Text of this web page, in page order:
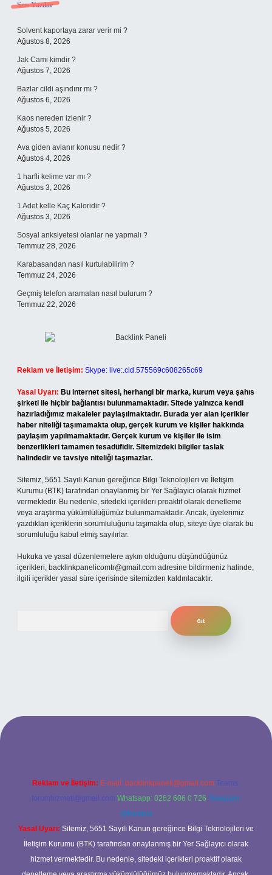
Sidebar
Son Yazılar
Solvent kaportaya zarar verir mi ?
Ağustos 8, 2026
Jak Cami kimdir ?
Ağustos 7, 2026
Bazlar cildi aşındırır mı ?
Ağustos 6, 2026
Kaos nereden izlenir ?
Ağustos 5, 2026
Ava giden avlanır konusu nedir ?
Ağustos 4, 2026
1 harfli kelime var mı ?
Ağustos 3, 2026
1 Adet kelle Kaç Kaloridir ?
Ağustos 3, 2026
Sosyal anksiyetesi olanlar ne yapmalı ?
Temmuz 28, 2026
Karabasandan nasıl kurtulabilirim ?
Temmuz 24, 2026
Geçmiş telefon aramaları nasıl bulurum ?
Temmuz 22, 2026
Reklam ve İletişim: Skype: live:.cid.575569c608265c69
Yasal Uyarı: Bu internet sitesi, herhangi bir marka, kurum veya şahıs
şirketi ile hiçbir bağlantısı bulunmamaktadır. Sitede yalnızca kendi
hazırladığımız makaleler paylaşılmaktadır. Burada yer alan içerikler
haber niteliği taşımamakta olup, gerçek kurum ve kişiler hakkında
paylaşım yapılmamaktadır. Gerçek kurum ve kişiler ile isim
benzerlikleri tamamen tesadüfidir. Sitemizdeki bilgiler taslak
halindedir ve tavsiye niteliği taşımazlar.
Sitemiz, 5651 Sayılı Kanun gereğince Bilgi Teknolojileri ve İletişim
Kurumu (BTK) tarafından onaylanmış bir Yer Sağlayıcı olarak hizmet
vermektedir. Bu nedenle, sitedeki içerikleri proaktif olarak denetleme
veya araştırma yükümlülüğümüz bulunmamaktadır. Ancak, üyelerimiz
yazdıkları içeriklerin sorumluluğunu taşımakta olup, siteye üye olarak bu
sorumluluğu kabul etmiş sayılırlar.
Hukuka ve yasal düzenlemelere aykırı olduğunu düşündüğünüz
içerikleri, backlinkpanelicomtr@gmail.com adresine bildirmeniz halinde,
ilgili içerikler yasal süre içerisinde sitemizden kaldırılacaktır.
yeni giriş adresi
Reklam ve İletişim: E-mail: backlinkpaneli@gmail.com Teams:
forumhizmeti@gmail.com Whatsapp: 0262 606 0 726 Telegram:
@karabul
Yasal Uyarı: Sitemiz, 5651 Sayılı Kanun gereğince Bilgi Teknolojileri ve
İletişim Kurumu (BTK) tarafından onaylanmış bir Yer Sağlayıcı olarak
hizmet vermektedir. Bu nedenle, sitedeki içerikleri proaktif olarak